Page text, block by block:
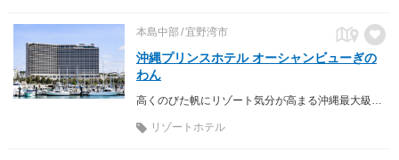
本島中部 宜野湾市
沖縄プリンスホテル オーシャンビューぎの
わん
リゾートホテル